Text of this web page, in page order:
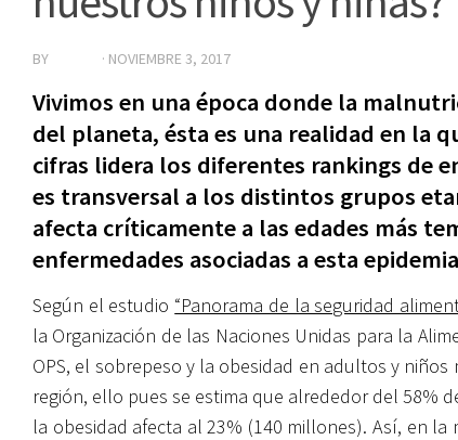
BY · NOVIEMBRE 3, 2017
Vivimos en una época donde la
del planeta, ésta es una realidad en la
cifras lidera los diferentes rankings de
es transversal a los distintos grupos
afecta críticamente a las edades más
enfermedades asociadas a esta
Según el estudio “Panorama de la seguridad
la Organización de las Naciones Unidas para la
OPS, el sobrepeso y la obesidad en adultos y
región, ello pues se estima que alrededor del 58%
la obesidad afecta al 23% (140 millones). Así, en